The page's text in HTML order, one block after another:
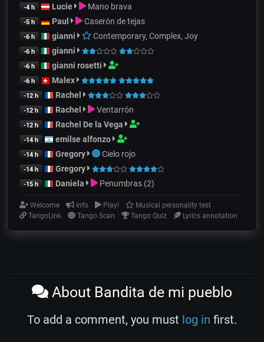
-4 h Lucie Mano brava
-5 h Paul Caserón de tejas
-6 h gianni Contemporary, Complex, Joy
-6 h gianni
-6 h gianni rosetti
-6 h Malex
-12 h Rachel
-12 h Rachel Ventarrón
-12 h Rachel De la Vega
-14 h emilse alfonzo
-14 h Gregory Cielo rojo
-14 h Gregory
-15 h Daniela Penumbras (2)
Welcome Info Play!
Musical personality test
TangoLink
Tango Scan Tango Quiz Lyrics annotation
About Bandita de mi pueblo
To add a comment, you must log in first.